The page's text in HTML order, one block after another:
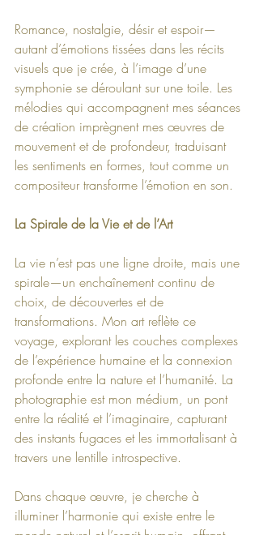
Romance, nostalgie, désir et espoir—
autant d’émotions tissées dans les récits
visuels que je crée, à l’image d’une
symphonie se déroulant sur une toile. Les
mélodies qui accompagnent mes séances
de création imprègnent mes œuvres de
mouvement et de profondeur, traduisant
les sentiments en formes, tout comme un
compositeur transforme l’émotion en son.
La Spirale de la Vie et de l’Art
La vie n’est pas une ligne droite, mais une
spirale—un enchaînement continu de
choix, de découvertes et de
transformations. Mon art reflète ce
voyage, explorant les couches complexes
de l’expérience humaine et la connexion
profonde entre la nature et l’humanité. La
photographie est mon médium, un pont
entre la réalité et l’imaginaire, capturant
des instants fugaces et les immortalisant à
travers une lentille introspective.
Dans chaque œuvre, je cherche à
illuminer l’harmonie qui existe entre le